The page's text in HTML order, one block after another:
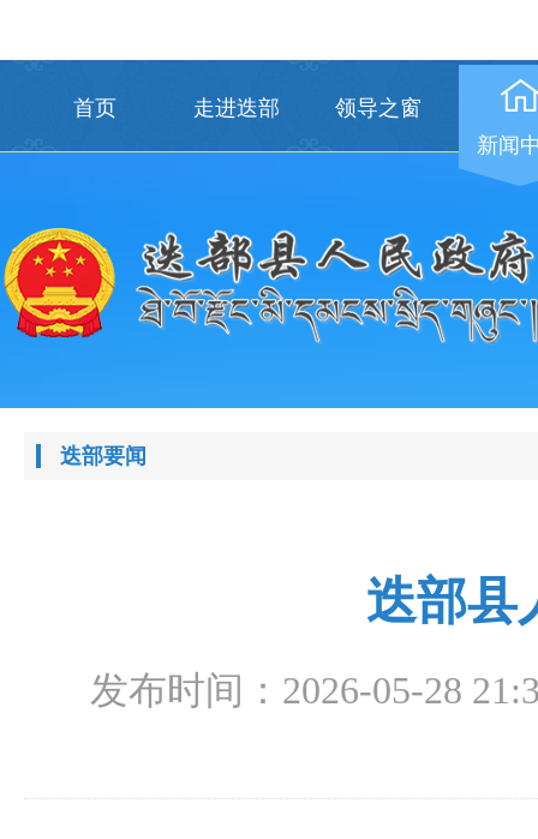
首页 走进迭部
领导之窗
新闻
迭部要闻
迭部县
发布时间：2026-05-28